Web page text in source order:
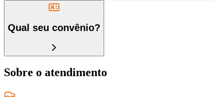
Qual seu convênio?
Sobre o atendimento